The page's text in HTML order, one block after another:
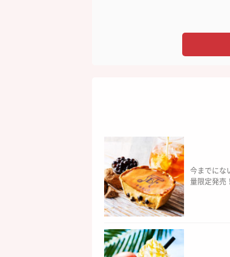
今までにな
量限定発売！